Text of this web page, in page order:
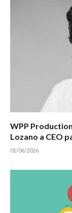
WPP
Lozano a CEO
01/06/2026